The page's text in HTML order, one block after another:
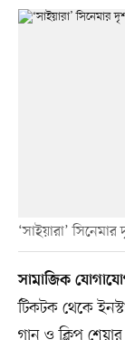
‘সাইয়ারা’
সামাজিক
টিকটক থেকে
গান ও ক্লিপ